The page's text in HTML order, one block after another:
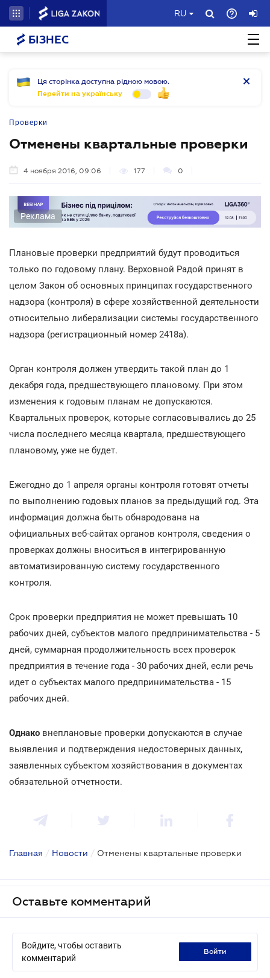
RU
БІЗНЕС
Ця сторінка доступна рідною мовою.
Перейти на українську
Проверки
Отменены квартальные проверки
4 ноября 2016, 09:06 177 0
Реклама
Плановые проверки предприятий будут проводиться
только по годовому плану. Верховной Радой принят в
целом Закон об основных принципах государственного
надзора (контроля) в сфере хозяйственной деятельности
относительно либерализации системы государственного
надзора (регистрационный номер 2418а).
Орган контроля должен утвердить такой план до 1
декабря года, предшествующего плановому. При этом
изменения к годовым планам не допускаются.
Квартальных проверок, которые согласовывались до 25
числа последнего месяца квартала, предшествующего
плановому, уже не будет.
Ежегодно до 1 апреля органы контроля готовят отчеты
по выполнению годовых планов за предыдущий год. Эта
информация должна быть обнародована на
официальных веб-сайтах органов контроля, сведения о
проверках должны вноситься в интегрированную
автоматизированную систему государственного
контроля.
Срок проверки предприятия не может превышать 10
рабочих дней, субъектов малого предпринимательства - 5
дней, суммарная продолжительность всех проверок
предприятия в течение года - 30 рабочих дней, если речь
идет о субъектах малого предпринимательства - 15
рабочих дней.
Однако внеплановые проверки допускаются в случае
выявления и подтверждения недостоверных данных,
заявленных субъектом хозяйствования в документах
обязательной отчетности.
Главная / Новости / Отменены квартальные проверки
Оставьте комментарий
Войдите, чтобы оставить
комментарий
войти